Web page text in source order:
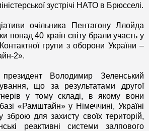
зустрічі НАТО в Брюсселі.
очільника Пентагону Ллойда
понад 40 країн світу брали участь у
групи з оборони України –
2».
Володимир Зеленський
що за результатами другої
у тому складі, в якому вони
«Рамштайн» у Німеччині, Україні
зброю для захисту своїх територій,
реактивні системи залпового